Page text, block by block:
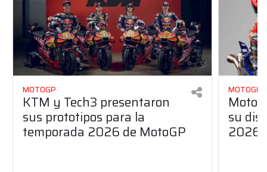
MOTOGP
KTM y Tech3 presentaron
sus prototipos para la
temporada 2026 de MotoGP
MOTOGP
su
2026